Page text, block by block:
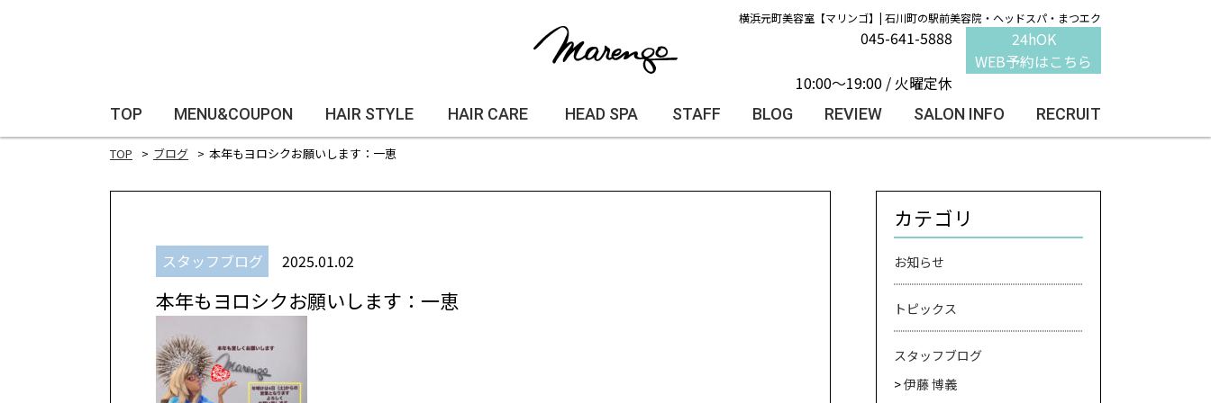
横浜元町美容室【マリンゴ】| 石川町の駅前美容院・ヘッドスパ・まつエク
045-641-5888
10:00～19:00 / 火曜定休
24hOK
WEB予約はこちら
TOP MENU&COUPON HAIR STYLE HAIR CARE HEAD SPA STAFF BLOG REVIEW SALON INFO RECRUIT
TOP ブログ 本年もヨロシクお願いします：一恵
スタッフブログ 2025.01.02
本年もヨロシクお願いします：一恵
カテゴリ
お知らせ
トピックス
スタッフブログ
伊藤 博義